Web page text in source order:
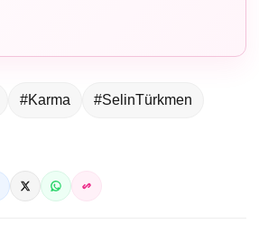
#Karma #SelinTürkmen